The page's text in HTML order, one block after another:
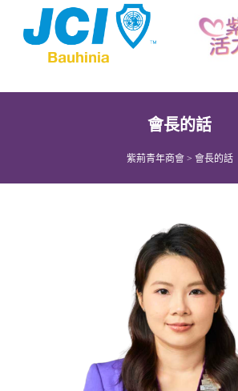
會長的話
紫荊青年商會> 會長的話